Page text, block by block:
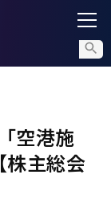
空港施
株主総会